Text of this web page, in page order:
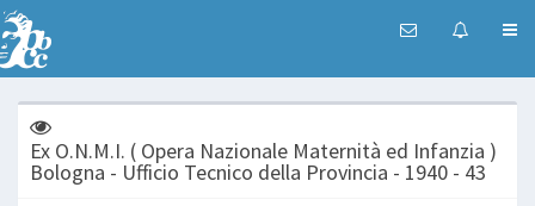
Ex O.N.M.I. ( Opera Nazionale Maternità ed Infanzia )
Bologna - Ufficio Tecnico della Provincia - 1940 - 43